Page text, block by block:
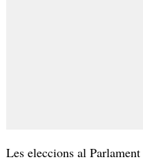
Les eleccions al